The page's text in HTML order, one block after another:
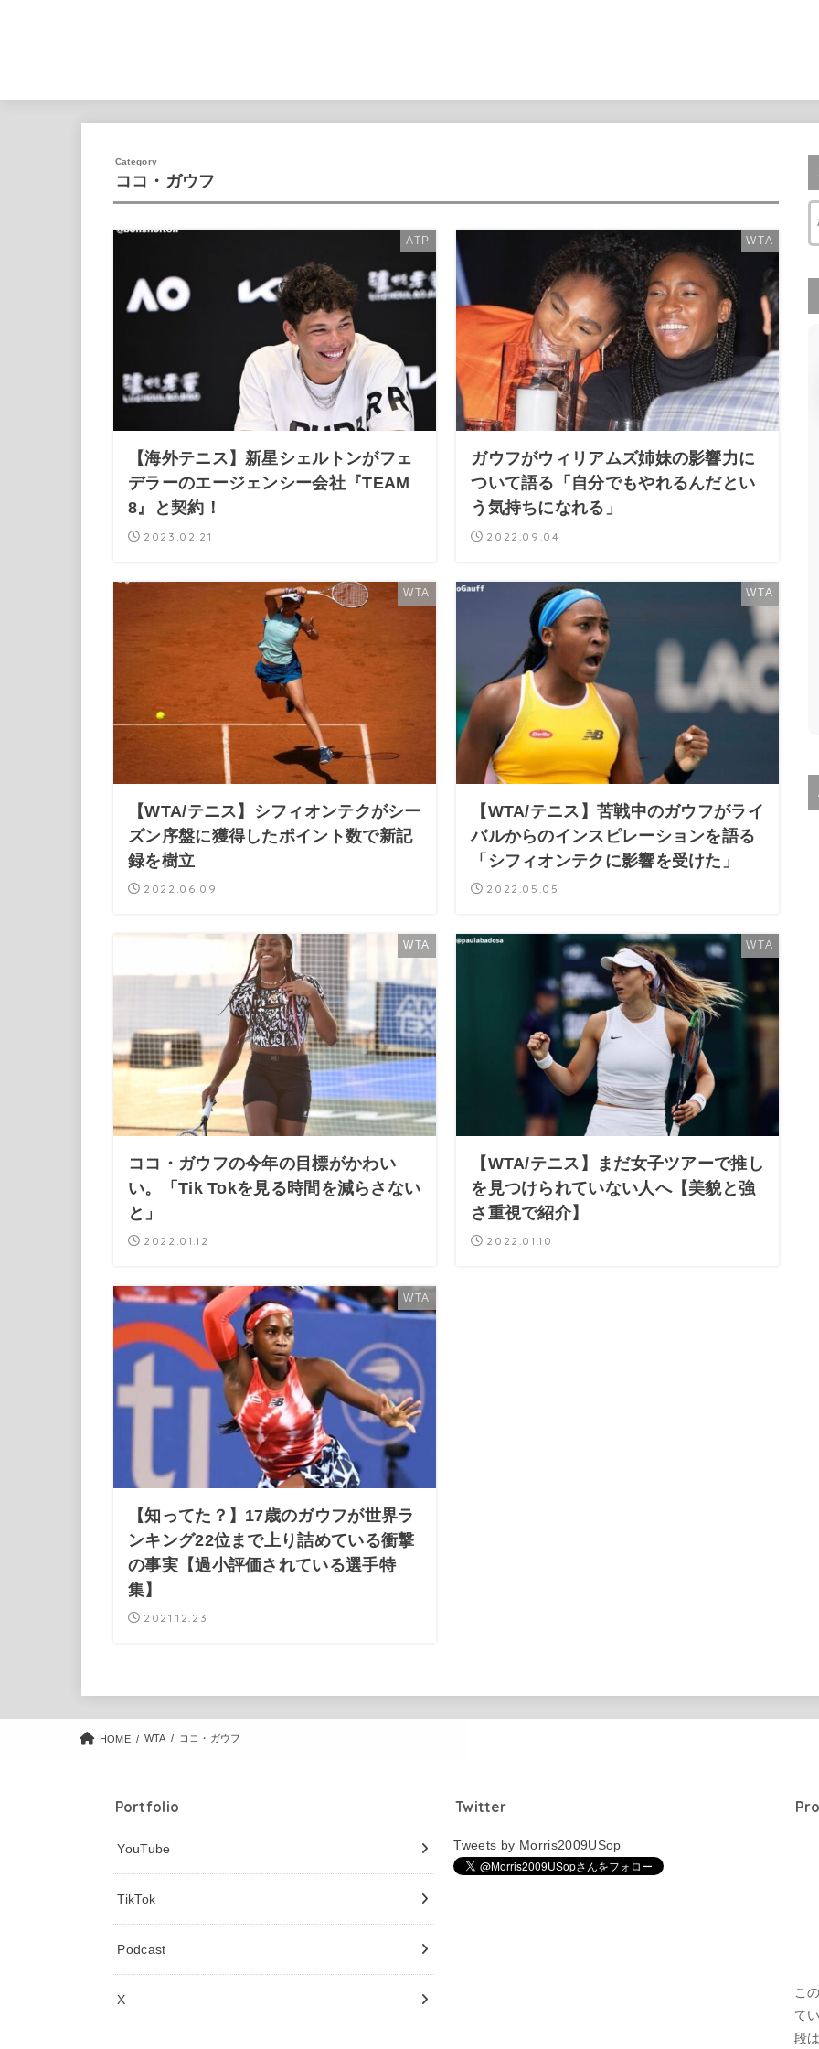
ココ・ガウフ
ATP
【海外テニス】新星シェルトンがフェ
デラーのエージェンシー会社『TEAM
8』と契約！
2023.02.21
WTA
ガウフがウィリアムズ姉妹の影響力に
ついて語る「自分でもやれるんだとい
う気持ちになれる」
2022.09.04
WTA
【WTA/テニス】シフィオンテクがシー
ズン序盤に獲得したポイント数で新記
録を樹立
2022.06.09
WTA
【WTA/テニス】苦戦中のガウフがライ
バルからのインスピレーションを語る
「シフィオンテクに影響を受けた」
2022.05.05
WTA
ココ・ガウフの今年の目標がかわい
い。「Tik Tokを見る時間を減らさない
と」
2022.01.12
WTA
【WTA/テニス】まだ女子ツアーで推し
を見つけられていない人へ【美貌と強
さ重視で紹介】
2022.01.10
WTA
【知ってた？】17歳のガウフが世界ラ
ンキング22位まで上り詰めている衝撃
の事実【過小評価されている選手特
集】
2021.12.23
HOME WTA ココ・ガウフ
Portfolio
YouTube
TikTok
Podcast
X
Twitter
Tweets by Morris2009USop
こ
て
段